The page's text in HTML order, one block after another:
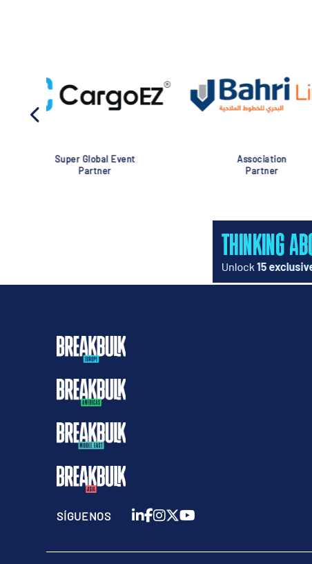
Association
Partner
Global Event
Partner
SÍGUENOS